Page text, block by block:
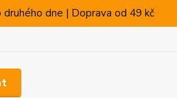
dne | Doprava od 49 kč